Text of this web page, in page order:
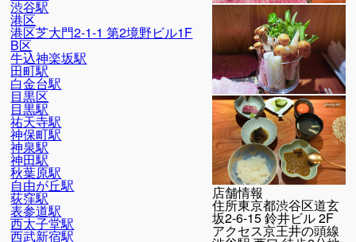
渋谷駅
港区
港区芝大門2-1-1 第2境野ビル1F
B区
牛込神楽坂駅
田町駅
白金台駅
目黒区
目黒駅
祐天寺駅
神保町駅
神泉駅
神田駅
秋葉原駅
自由が丘駅
荻窪駅
表参道駅
西太子堂駅
西武新宿駅
店舗情報
住所東京都渋谷区道玄
坂2-6-15 鈴井ビル 2F
アクセス京王井の頭線